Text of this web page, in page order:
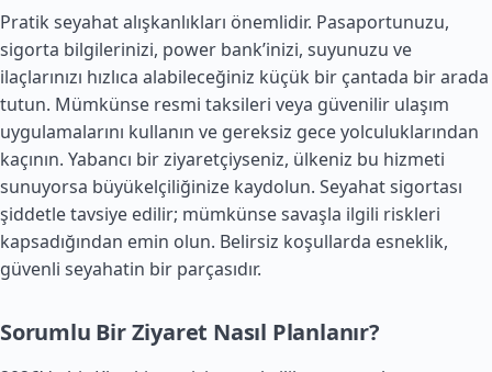
Pratik seyahat alışkanlıkları önemlidir. Pasaportunuzu,
sigorta bilgilerinizi, power bank’inizi, suyunuzu ve
ilaçlarınızı hızlıca alabileceğiniz küçük bir çantada bir arada
tutun. Mümkünse resmi taksileri veya güvenilir ulaşım
uygulamalarını kullanın ve gereksiz gece yolculuklarından
kaçının. Yabancı bir ziyaretçiyseniz, ülkeniz bu hizmeti
sunuyorsa büyükelçiliğinize kaydolun. Seyahat sigortası
şiddetle tavsiye edilir; mümkünse savaşla ilgili riskleri
kapsadığından emin olun. Belirsiz koşullarda esneklik,
güvenli seyahatin bir parçasıdır.
Sorumlu Bir Ziyaret Nasıl Planlanır?